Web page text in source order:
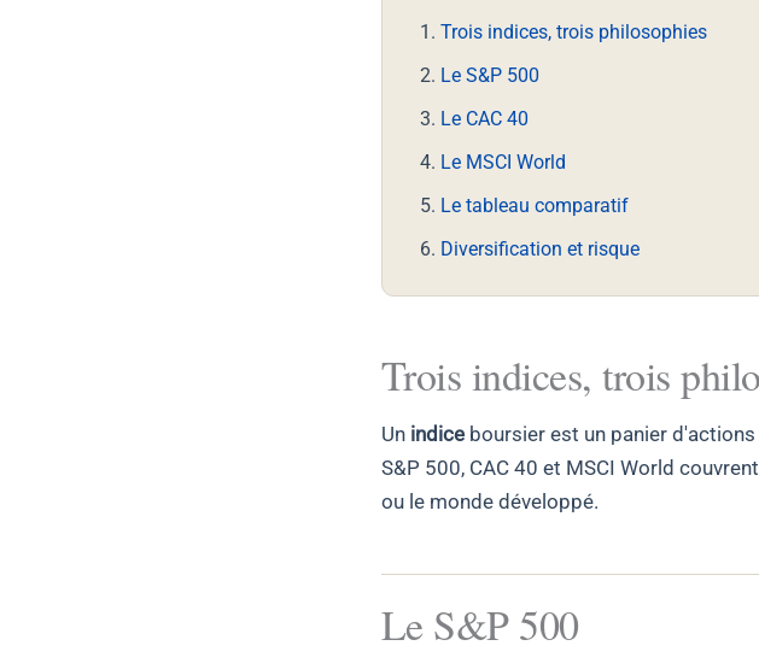
Trois indices, trois philosophies
Le S&P 500
Le CAC 40
Le MSCI World
Le tableau comparatif
Diversification et risque
Trois indices, trois
Un indice boursier est un panier
S&P 500, CAC 40 et MSCI World
ou le monde développé.
Le S&P 500